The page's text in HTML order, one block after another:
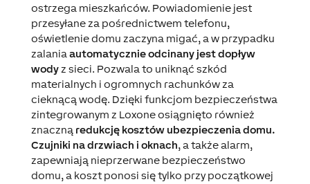
ostrzega mieszkańców. Powiadomienie jest
przesyłane za pośrednictwem telefonu,
oświetlenie domu zaczyna migać, a w przypadku
zalania automatycznie odcinany jest dopływ
wodyz sieci. Pozwala to uniknąć szkód
materialnych i ogromnych rachunków za
cieknącą wodę. Dzięki funkcjom bezpieczeństwa
zintegrowanym z Loxone osiągnięto również
znaczną redukcję kosztów ubezpieczenia domu.
Czujniki na drzwiach i oknach, a także alarm,
zapewniają nieprzerwane bezpieczeństwo
domu, a koszt ponosi się tylko przy początkowej